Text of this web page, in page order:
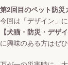
第2回目のペット防災
今回は「デザイン」
【犬猫・防災・デザイ
に興味のある方はぜ